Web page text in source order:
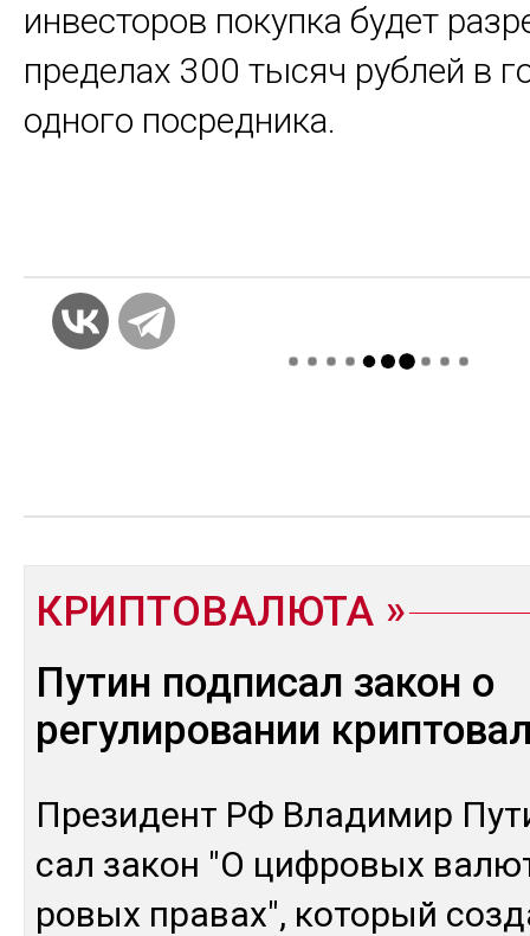
инвесторов покупка будет
пределах 300 тысяч рублей в
одного посредника.
КРИПТОВАЛЮТА
Путин подписал закон о
регулировании
Пре­зидент РФ Вла­димир
сал за­кон "О циф­ро­вых
ро­вых пра­вах", ко­торый